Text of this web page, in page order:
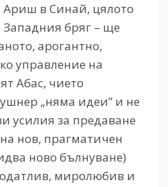
Ариш в Синай, цялото
бряг – ще
арогантно,
управление на
Абас, чието
„няма идеи” и не
усилия за предаване
нов, прагматичен
ново бълнуване)
миролюбив и